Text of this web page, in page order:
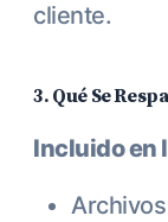
cliente.
3. Qué Se
Incluido en